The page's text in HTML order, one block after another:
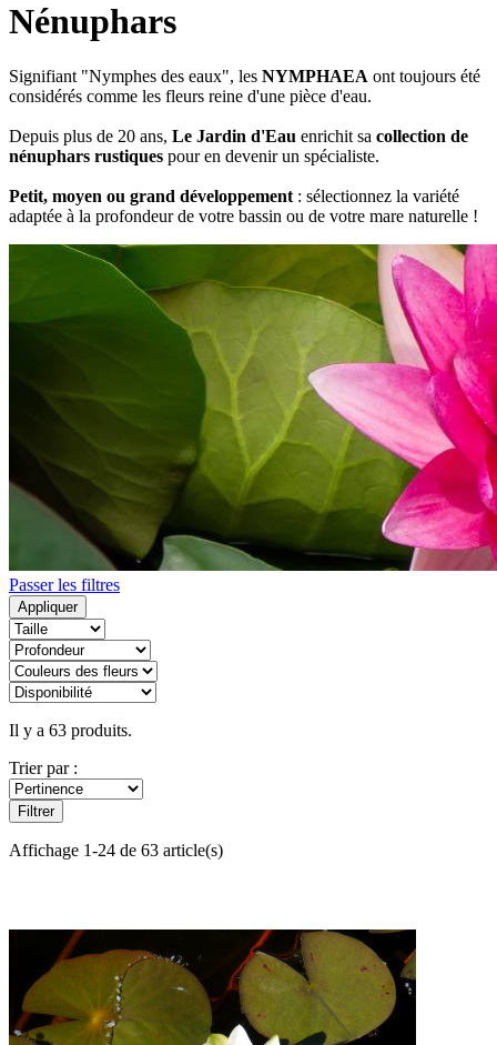
Nénuphars
Signifiant "Nymphes des eaux", les NYMPHAEA ont toujours été
considérés comme les fleurs reine d'une pièce d'eau.
Depuis plus de 20 ans, Le Jardin d'Eau enrichit sa collection de
nénuphars rustiques pour en devenir un spécialiste.
Petit, moyen ou grand développement : sélectionnez la variété
adaptée à la profondeur de votre bassin ou de votre mare naturelle !
Passer les filtres
Appliquer
Il y a 63 produits.
Trier par :
Filtrer
Affichage 1-24 de 63 article(s)